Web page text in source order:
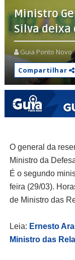
Ministro
Silva deixa
Guia Ponto Novo
Compartilhar
O general da
Ministro da
É o segundo
feira (29/03).
de Ministro das
Leia: Ernesto
Ministro das